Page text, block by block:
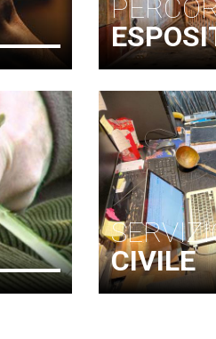
CIVILE